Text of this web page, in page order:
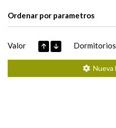
Ordenar por parametros
Valor Dormitorios
Nueva